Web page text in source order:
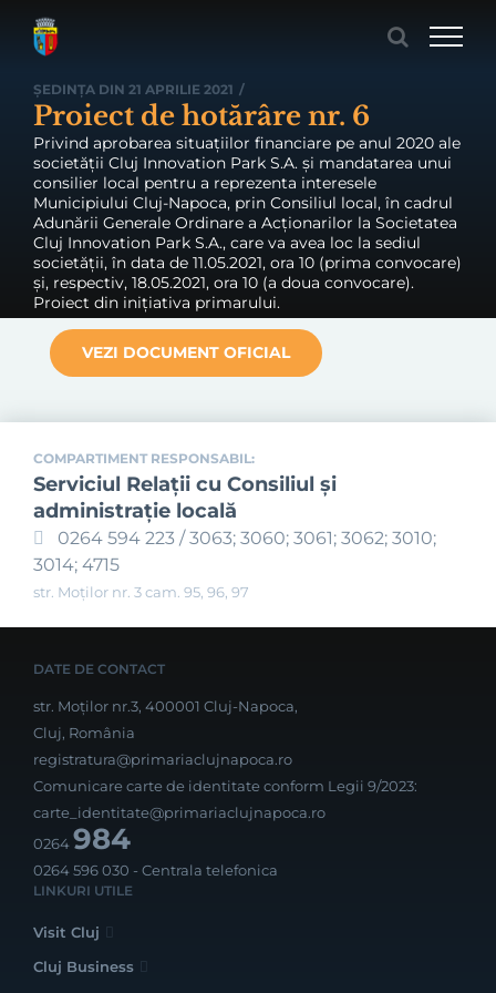
ȘEDINȚA DIN 21 APRILIE 2021 /
Proiect de hotărâre nr. 6
Privind aprobarea situațiilor financiare pe anul 2020 ale
societății Cluj Innovation Park S.A. și mandatarea unui
consilier local pentru a reprezenta interesele
Municipiului Cluj-Napoca, prin Consiliul local, în cadrul
Adunării Generale Ordinare a Acționarilor la Societatea
Cluj Innovation Park S.A., care va avea loc la sediul
societății, în data de 11.05.2021, ora 10 (prima convocare)
și, respectiv, 18.05.2021, ora 10 (a doua convocare).
Proiect din inițiativa primarului.
VEZI DOCUMENT OFICIAL
COMPARTIMENT RESPONSABIL:
Serviciul Relaţii cu Consiliul şi
administraţie locală
0264 594 223 / 3063; 3060; 3061; 3062; 3010;
3014; 4715
str. Moților nr. 3 cam. 95, 96, 97
DATE DE CONTACT
str. Moților nr.3, 400001 Cluj-Napoca,
Cluj, România
registratura@primariaclujnapoca.ro
Comunicare carte de identitate conform Legii 9/2023:
carte_identitate@primariaclujnapoca.ro
0264984
0264 596 030 - Centrala telefonica
LINKURI UTILE
Visit Cluj
Cluj Business